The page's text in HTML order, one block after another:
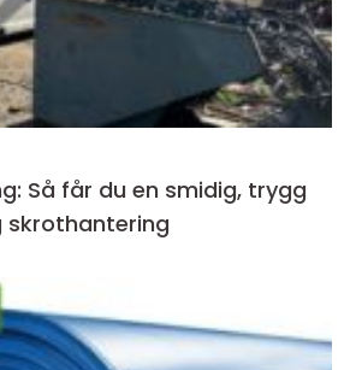
Så får du en smidig, trygg
skrothantering